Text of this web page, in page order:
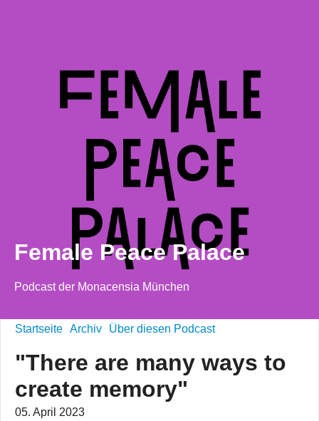
Female Peace Palace
Podcast der Monacensia München
Startseite Archiv Über diesen Podcast
"There are many ways to
create memory"
05. April 2023